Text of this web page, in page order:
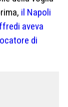
il Napoli
aveva
di